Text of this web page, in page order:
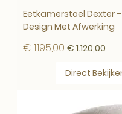
Eetkamerstoel Dexter
Design Met Afwerking
Normale prijs
€ 1.195,00 Verkoopprijs
€ 1.120,00
Direct